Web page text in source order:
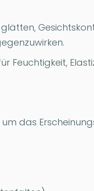
Feuchtigkeit,
das